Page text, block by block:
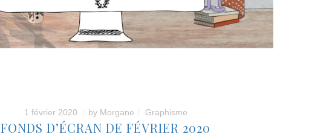
1 février 2020 by Morgane Graphisme
FONDS D’ÉCRAN DE FÉVRIER 2020